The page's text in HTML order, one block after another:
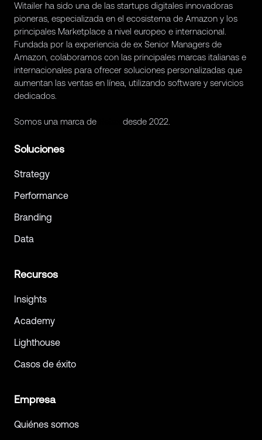
Witailer ha sido una de las startups digitales innovadoras
pioneras, especializada en el ecosistema de Amazon y los
principales Marketplace a nivel europeo e internacional.
Fundada por la experiencia de ex Senior Managers de
Amazon, colaboramos con las principales marcas italianas e
internacionales para ofrecer soluciones personalizadas que
aumentan las ventas en línea, utilizando software y servicios
dedicados.
Somos una marca de desde 2022.
Soluciones
Strategy
Performance
Branding
Data
Recursos
Insights
Academy
Lighthouse
Casos de éxito
Empresa
Quiénes somos